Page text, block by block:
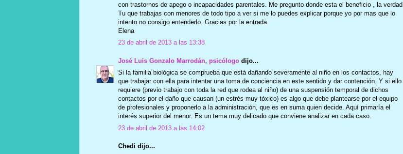
con trastornos de apego o incapacidades parentales. Me pregunto donde esta el beneficio , la verdad.
Tu que trabajas con menores de todo tipo a ver si me lo puedes explicar porque yo por mas que lo
intento no consigo entenderlo. Gracias por la entrada.
Elena
23 de abril de 2013 a las 13:38
José Luis Gonzalo Marrodán, psicólogodijo...
Si la familia biológica se comprueba que está dañando severamente al niño en los contactos, hay
que trabajar con ella para intentar una toma de conciencia en este sentido y dar contención. Y si ello
requiere (previo trabajo con toda la red que rodea al niño) de una suspensión temporal de dichos
contactos por el daño que causan (un estrés muy tóxico) es algo que debe plantearse por el equipo
de profesionales y proponerlo a la administración, que es en suma quien decide. Aquí primaría el
interés superior del menor. Es un tema muy delicado que conviene analizar en cada caso.
23 de abril de 2013 a las 14:02
Chedi dijo...